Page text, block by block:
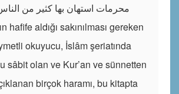
hafife aldığı sakınılması gereken
okuyucu, İslâm şeriatında
sâbit olan ve Kur’an ve sünnetten
birçok haramı, bu kitapta